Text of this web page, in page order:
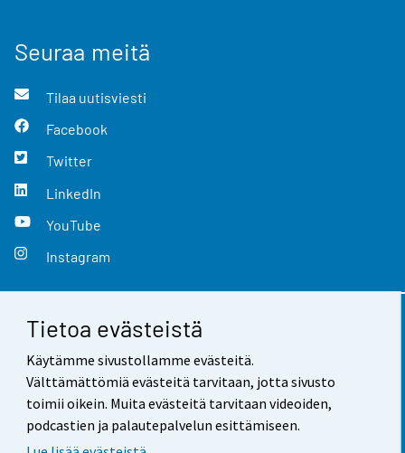
Tietoa evästeistä
Käytämme sivustollamme evästeitä.
Välttämättömiä evästeitä tarvitaan, jotta sivusto
toimii oikein. Muita evästeitä tarvitaan videoiden,
podcastien ja palautepalvelun esittämiseen.
Seuraa meitä
Tilaa uutisviesti
Facebook
Twitter
LinkedIn
YouTube
Instagram
Yhteystiedot
Palaute
Käyttöehdot